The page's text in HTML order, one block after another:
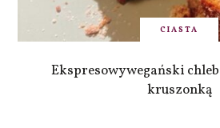
CIASTA
Ekspresowy wegański
kruszonką